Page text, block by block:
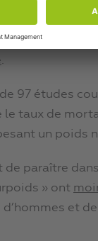
santé ?
.
97 études
le taux de
un poids
de paraître dans
» ont
et